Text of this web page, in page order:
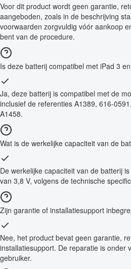
Voor dit product wordt geen garantie,
aangeboden, zoals in de beschrijving
voorwaarden zorgvuldig vóór aankoop
bent van de procedure.
Is deze batterij compatibel met iPad 3
Ja, deze batterij is compatibel met de
inclusief de referenties A1389, 616-
A1458.
Wat is de werkelijke capaciteit van de
De werkelijke capaciteit van de batterij
van 3,8 V, volgens de technische
Zijn garantie of installatiesupport
Nee, het product bevat geen garantie,
installatiesupport. De reparatie is onder
gebruiker.